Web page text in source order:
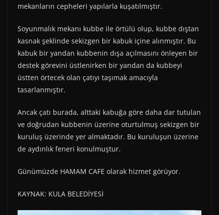
mekanların cepheleri yapılarla kuşatılmıştır.
Soyunmalık mekanı kubbe ile örtülü olup, kubbe dıştan
kasnak şeklinde sekizgen bir kabuk içine alınmıştır. Bu
kabuk bir yandan kubbenin dışa açılmasını önleyen bir
destek görevini üstlenirken bir yandan da kubbeyi
üstten örtecek olan çatıyı taşımak amacıyla
tasarlanmıştır.
Ancak çatı burada, alttaki kabuğa göre daha dar tutulan
ve doğrudan kubbenin üzerine oturtulmuş sekizgen bir
kuruluş üzerinde yer almaktadır. Bu kuruluşun üzerine
de aydınlık feneri konulmuştur.
Günümüzde HAMAM CAFE olarak hizmet görüyor.
KAYNAK: KULA BELEDİYESİ